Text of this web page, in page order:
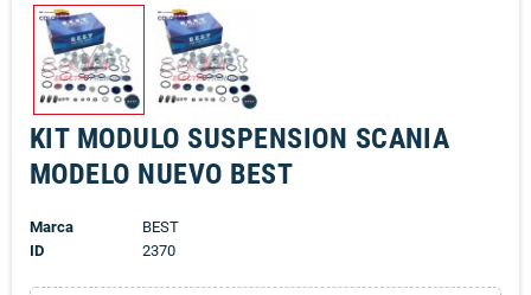
KIT MODULO SUSPENSION SCANIA
MODELO NUEVO BEST
Marca
BEST
ID
2370